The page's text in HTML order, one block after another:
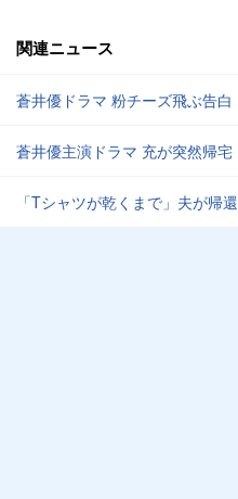
関連ニュース
蒼井優ドラマ 粉チーズ飛ぶ告白
蒼井優主演ドラマ 充が突然帰宅
「Tシャツが乾くまで」夫が帰還